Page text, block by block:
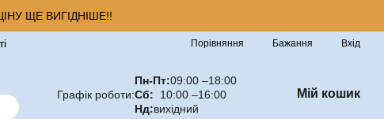
ЩЕ ВИГІДНІШЕ!!
Порівняння Бажання Вхід
Графік роботи:
Пн-Пт:09:00 –18:00
Сб: 10:00 –16:00
Нд:вихідний
Мій кошик